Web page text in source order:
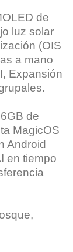
de
luz solar
(OIS
a mano
Expansión
de
MagicOS
Android
en tiempo